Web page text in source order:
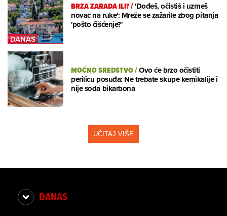
BRZA ZARADA ILI?/'Dođeš, očistiš i uzmeš
novac na ruke': Mreže se zažarile zbog pitanja
'pošto čišćenje?'
MOĆNO SREDSTVO/Ovo će brzo očistiti
perilicu posuđa: Ne trebate skupe kemikalije i
nije soda bikarbona
UČITAJ VIŠE
DANAS